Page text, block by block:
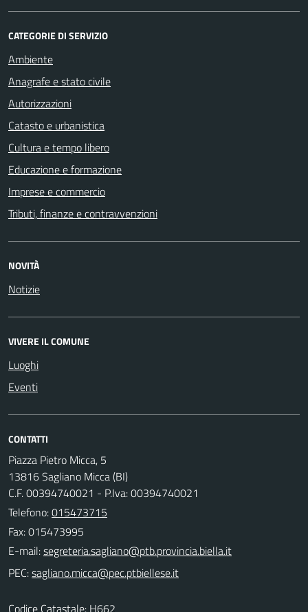
CATEGORIE DI SERVIZIO
Ambiente
Anagrafe e stato civile
Autorizzazioni
Catasto e urbanistica
Cultura e tempo libero
Educazione e formazione
Imprese e commercio
Tributi, finanze e contravvenzioni
NOVITÀ
Notizie
VIVERE IL COMUNE
Luoghi
Eventi
CONTATTI
Piazza Pietro Micca, 5
13816 Sagliano Micca (BI)
C.F. 00394740021 - P.Iva: 00394740021
Telefono:015473715
Fax: 015473995
E-mail:
PEC:
Codice Catastale: H662